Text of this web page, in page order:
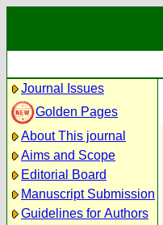
Journal Issues
Golden Pages
About This journal
Aims and Scope
Editorial Board
Manuscript Submission
Guidelines for Authors